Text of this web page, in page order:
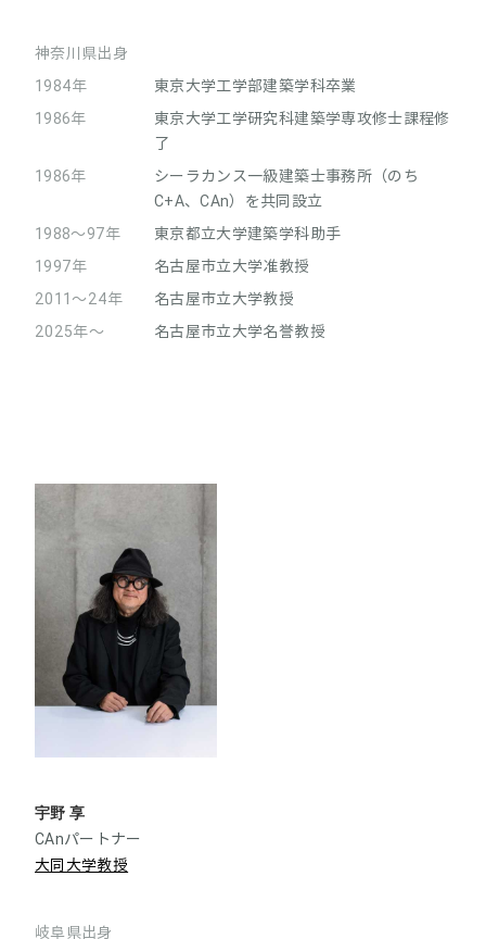
神奈川県出身
1984年
東京大学工学部建築学科卒業
1986年
東京大学工学研究科建築学専攻修士課程修
了
1986年
シーラカンス一級建築士事務所（のち
C+A、CAn）を共同設立
1988～97年
東京都立大学建築学科助手
1997年
名古屋市立大学准教授
2011～24年
名古屋市立大学教授
2025年～
名古屋市立大学名誉教授
宇野 享
CAnパートナー
大同大学教授
岐阜県出身